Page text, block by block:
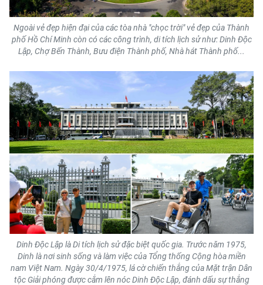
Ngoài vẻ đẹp hiện đại của các tòa nhà "chọc trời" vẻ đẹp của Thành
phố Hồ Chí Minh còn có các công trình, di tích lịch sử như: Dinh Độc
Lập, Chợ Bến Thành, Bưu điện Thành phố, Nhà hát Thành phố...
Dinh Độc Lập là Di tích lịch sử đặc biệt quốc gia. Trước năm 1975,
Dinh là nơi sinh sống và làm việc của Tổng thống Cộng hòa miền
nam Việt Nam. Ngày 30/4/1975, lá cờ chiến thắng của Mặt trận Dân
tộc Giải phóng được cắm lên nóc Dinh Độc Lập, đánh dấu sự thắng